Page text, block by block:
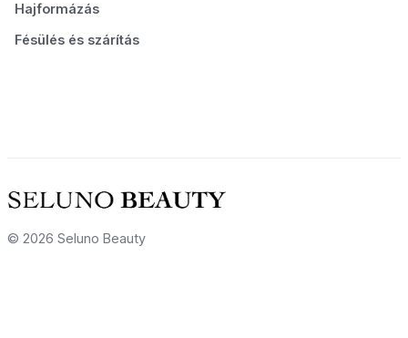
Hajformázás
Fésülés és szárítás
© 2026 Seluno Beauty